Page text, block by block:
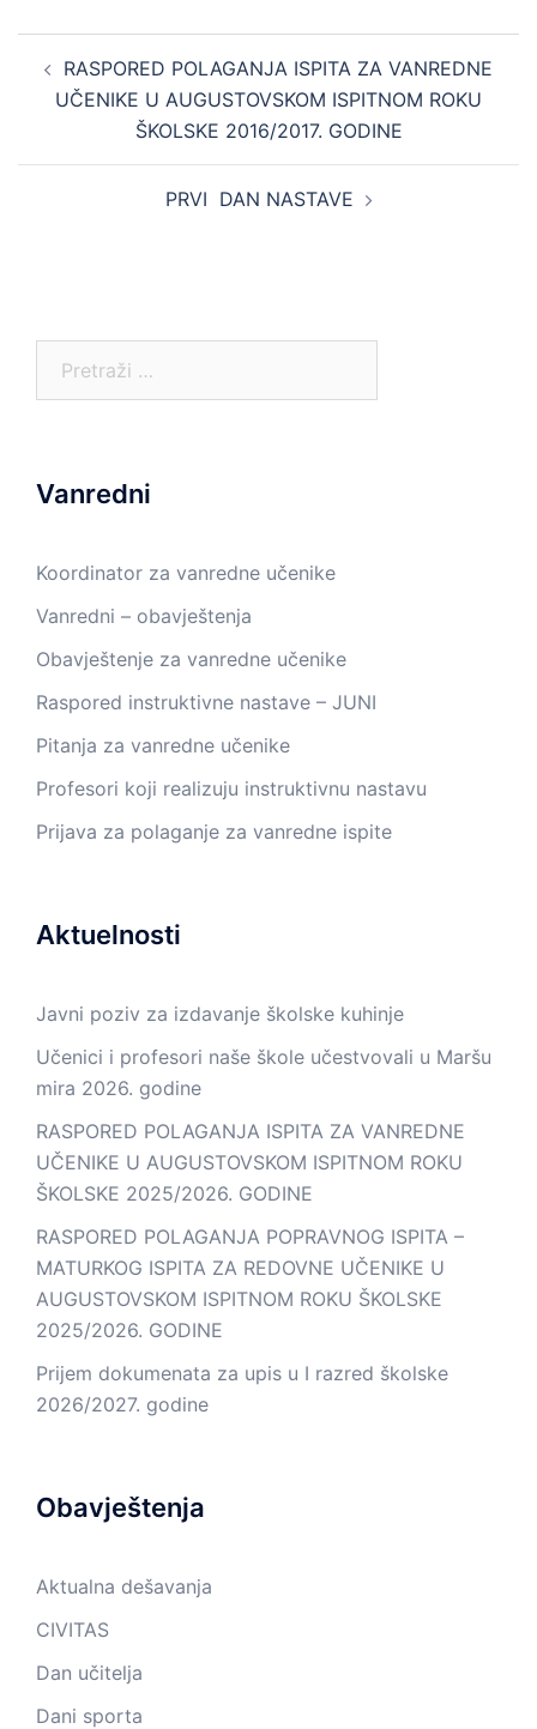
navigation
RASPORED POLAGANJA ISPITA ZA VANREDNE
UČENIKE U AUGUSTOVSKOM ISPITNOM ROKU
ŠKOLSKE 2016/2017. GODINE
PRVI DAN NASTAVE
Vanredni
Koordinator za vanredne učenike
Vanredni – obavještenja
Obavještenje za vanredne učenike
Raspored instruktivne nastave – JUNI
Pitanja za vanredne učenike
Profesori koji realizuju instruktivnu nastavu
Prijava za polaganje za vanredne ispite
Aktuelnosti
Javni poziv za izdavanje školske kuhinje
Učenici i profesori naše škole učestvovali u Maršu
mira 2026. godine
RASPORED POLAGANJA ISPITA ZA VANREDNE
UČENIKE U AUGUSTOVSKOM ISPITNOM ROKU
ŠKOLSKE 2025/2026. GODINE
RASPORED POLAGANJA POPRAVNOG ISPITA –
MATURKOG ISPITA ZA REDOVNE UČENIKE U
AUGUSTOVSKOM ISPITNOM ROKU ŠKOLSKE
2025/2026. GODINE
Prijem dokumenata za upis u I razred školske
2026/2027. godine
Obavještenja
Aktualna dešavanja
CIVITAS
Dan učitelja
Dani sporta